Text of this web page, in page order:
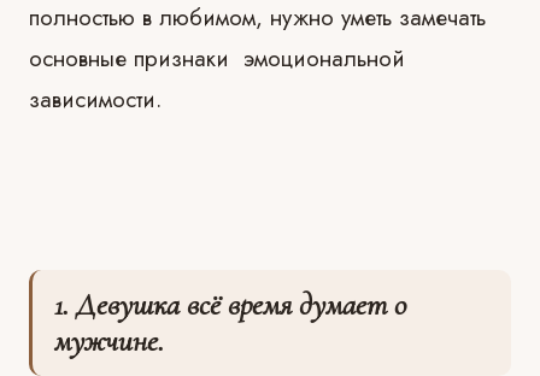
полностью в любимом, нужно уметь замечать
основные признаки эмоциональной
зависимости.
1. Девушка всё время думает о
мужчине.